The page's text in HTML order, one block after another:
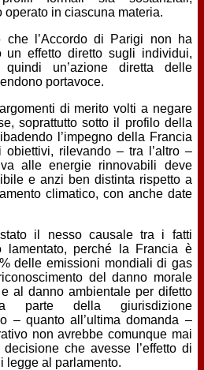
in ciascuna materia.
che l’Accordo di Parigi non ha
un effetto diretto sugli individui,
un’azione diretta delle
portavoce.
di merito volti a negare
soprattutto sotto il profilo della
l’impegno della Francia
obiettivi, rilevando – tra l’altro –
alle energie rinnovabili deve
e anzi ben distinta rispetto a
climatico, con anche date
il nesso causale tra i fatti
perché la Francia è
delle emissioni mondiali di gas
del danno morale
al danno ambientale per difetto
parte della giurisdizione
– quanto all’ultima domanda –
non avrebbe comunque mai
che avesse l’effetto di
legge al parlamento.